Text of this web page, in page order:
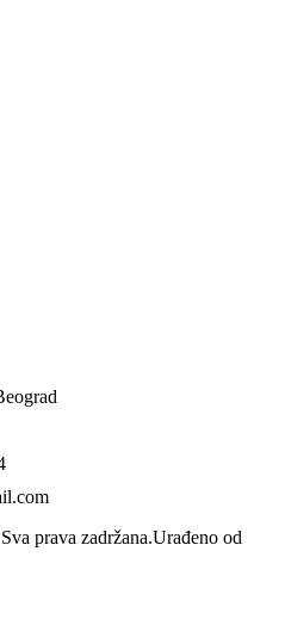
prava zadržana.Urađeno od